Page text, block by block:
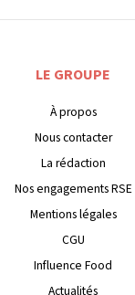
LE GROUPE
À propos
Nous contacter
La rédaction
Nos engagements RSE
Mentions légales
CGU
Influence Food
Actualités